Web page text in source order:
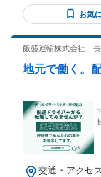
歴不問、職歴
方優遇！ 経験者も大歓迎です！ （軽貨物ドライバー・委託ド
便局、ゆうパ
選ばれる理由
一杯所属して
さんの感想＞
た。 ＜Dさんの感想＞ 個人事業主として消費税を納税する必
要がないので
お気
飯盛運輸株式会社
地元で働く。
交通・アクセ